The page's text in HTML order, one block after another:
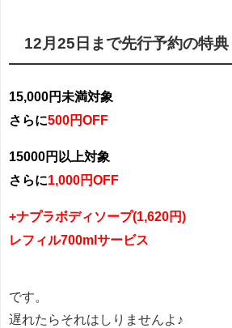
12月25日まで先行予約の特典
15,000円未満対象
さらに500円OFF
15000円以上対象
さらに1,000円OFF
+ナプラボディソープ(1,620円)
レフィル700mlサービス
です。
遅れたらそれはしりませんよ♪